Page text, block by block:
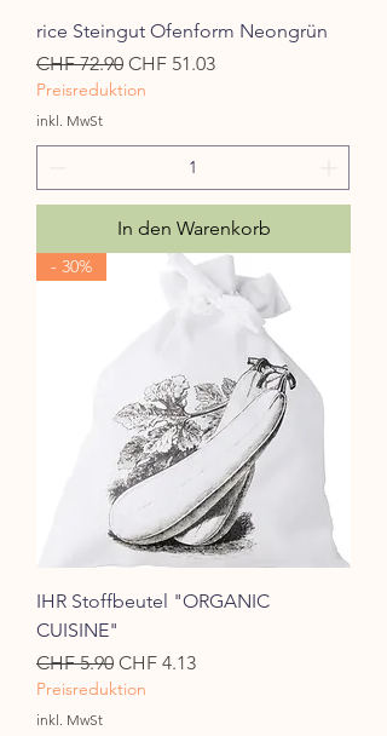
rice Steingut Ofenform Neongrün
Standardpreis
CHF 72.90 Sale-Preis
CHF 51.03
Preisreduktion
inkl. MwSt
In den Warenkorb
- 30%
IHR Stoffbeutel "ORGANIC
CUISINE"
Standardpreis
CHF 5.90 Sale-Preis
CHF 4.13
Preisreduktion
inkl. MwSt